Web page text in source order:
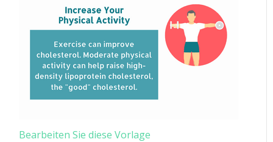
Bearbeiten Sie diese Vorlage